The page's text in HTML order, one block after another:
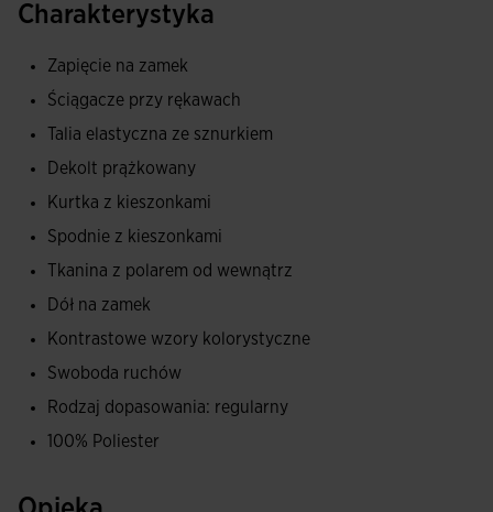
kolnierzu, dole i mankietach, co zapewnia idealne
sie kontrastowymi cieciami kolorystycznymi w okolicy
ramion, górnej czesci przodu oraz bocznych lamówek.
Spodnie maja elastyczny pas regulowany sznurkiem oraz
osobiste, takie jak telefon czy klucze, bez obaw o ich
zgubienie. Posiadaja równiez zamki przy nogawkach, co
przyspiesza ubieranie i zdejmowanie. Design jest gladki, z
pojedynczym kontrastowym cieciem kolorystycznym po
Dres uszyty jest z miekkiego, wygodnego materialu,
odpornego na otarcia i pranie. Obie czesci maja
pomagajacy utrzymac temperature ciala pilkarza. Wszystko
Charakterystyka
Zapięcie na zamek
Ściągacze przy rękawach
Talia elastyczna ze sznurkiem
Dekolt prążkowany
Kurtka z kieszonkami
Spodnie z kieszonkami
Tkanina z polarem od wewnątrz
Dół na zamek
Kontrastowe wzory kolorystyczne
Swoboda ruchów
Rodzaj dopasowania: regularny
100% Poliester